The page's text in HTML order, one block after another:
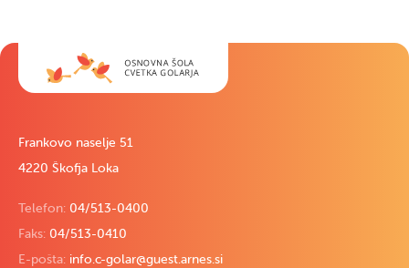
Frankovo naselje 51
4220 Škofja Loka
Telefon: 04/513-0400
Faks: 04/513-0410
E-pošta: info.c-golar@guest.arnes.si